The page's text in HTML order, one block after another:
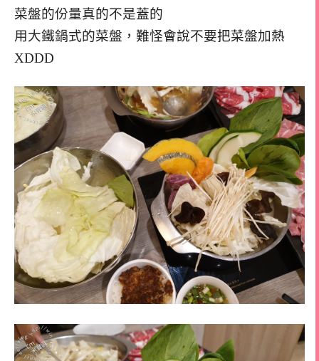
菜盤的份量真的不是蓋的
用大鐵鍋式的菜盤，難怪會說不要把菜盤加熱
XDDD